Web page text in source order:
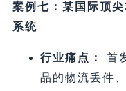
案例七：某国际顶
系统
行业痛点：
首
品的物流丢件